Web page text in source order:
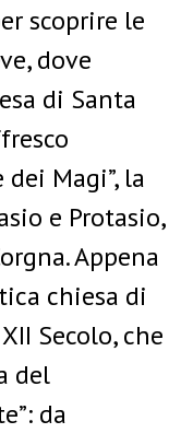
scoprire le
dove
di Santa
Magi”, la
e Protasio,
Appena
chiesa di
Secolo, che
del
da